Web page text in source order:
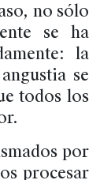
no sólo
se ha
la
se
todos los
por
procesar